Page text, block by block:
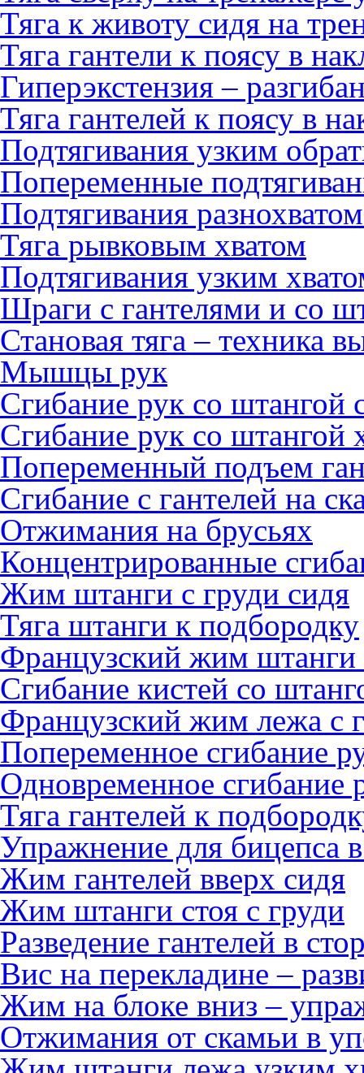
Тяга к животу сидя на
Тяга гантели к поясу в
Гиперэкстензия –
Тяга гантелей к поясу в
Подтягивания узким
Попеременные
Подтягивания
Тяга рывковым хватом
Подтягивания узким
Шраги с гантелями и со
Становая тяга – техника
Мышцы рук
Сгибание рук со штангой
Сгибание рук со штангой
Попеременный подъем
Сгибание с гантелей на
Отжимания на брусьях
Концентрированные
Жим штанги с груди сидя
Тяга штанги к подбородку
Французский жим штанги
Сгибание кистей со
Французский жим лежа с
Попеременное сгибание
Одновременное сгибание
Тяга гантелей к
Упражнение для бицепса
Жим гантелей вверх сидя
Жим штанги стоя с груди
Разведение гантелей в
Вис на перекладине –
Жим на блоке вниз –
Отжимания от скамьи в